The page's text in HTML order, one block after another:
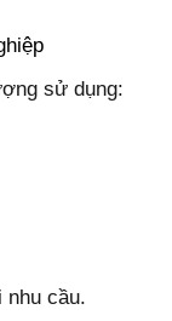
sử dụng:
nhu cầu.